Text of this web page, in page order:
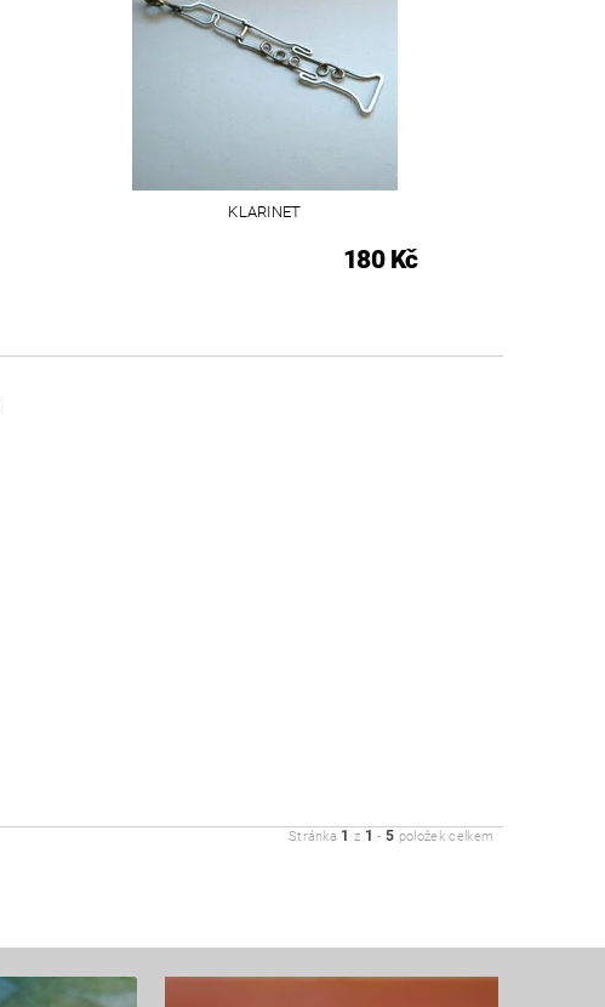
KLARINET
180 Kč
Stránka 1 z 1 -5 položek celkem